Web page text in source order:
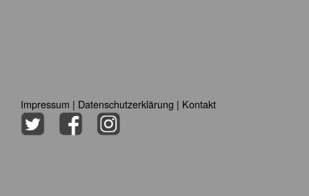
Impressum | Datenschutzerklärung | Kontakt